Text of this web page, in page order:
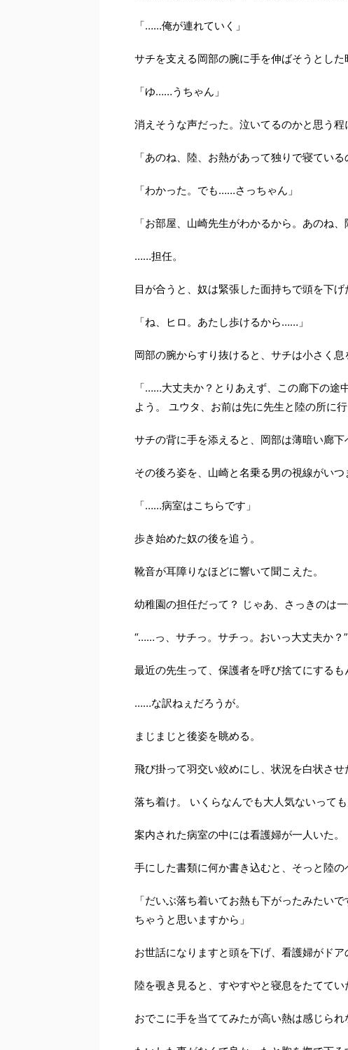
「……俺が連れていく」
サチを支える岡部の腕に手を伸ばそうとした
「ゆ……うちゃん」
消えそうな声だった。泣いてるのかと思う程
「あのね、陸、お熱があって独りで寝てい
「わかった。でも……さっちゃん」
「お部屋、山崎先生がわかるから。あのね
……担任。
目が合うと、奴は緊張した面持ちで頭を下げ
「ね、ヒロ。あたし歩けるから……」
岡部の腕からすり抜けると、サチは小さく息
「……大丈夫か？とりあえず、この廊下の途
よう。 ユウタ、お前は先に先生と陸の所に行
サチの背に手を添えると、岡部は薄暗い廊下
その後ろ姿を、山崎と名乗る男の視線がい
「……病室はこちらです」
歩き始めた奴の後を追う。
靴音が耳障りなほどに響いて聞こえた。
幼稚園の担任だって？ じゃあ、さっきのは一
“……っ、サチっ。サチっ。おいっ大丈夫か？”
最近の先生って、保護者を呼び捨てにするも
……な訳ねぇだろうが。
まじまじと後姿を眺める。
飛び掛って羽交い絞めにし、状況を白状させ
落ち着け。 いくらなんでも大人気ないっても
案内された病室の中には看護婦が一人いた。
手にした書類に何か書き込むと、そっと陸の
「だいぶ落ち着いてお熱も下がったみたい
ちゃうと思いますから」
お世話になりますと頭を下げ、看護婦がドア
陸を覗き見ると、すやすやと寝息をたててい
おでこに手を当ててみたが高い熱は感じられ